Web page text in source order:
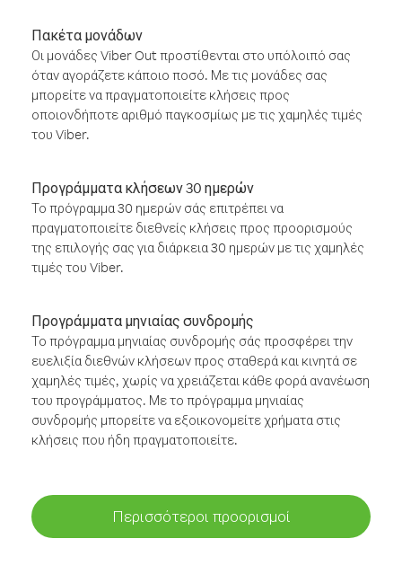
Πακέτα μονάδων
Οι μονάδες Viber Out προστίθενται στο υπόλοιπό σας
όταν αγοράζετε κάποιο ποσό. Με τις μονάδες σας
μπορείτε να πραγματοποιείτε κλήσεις προς
οποιονδήποτε αριθμό παγκοσμίως με τις χαμηλές τιμές
του Viber.
Προγράμματα κλήσεων 30 ημερών
Το πρόγραμμα 30 ημερών σάς επιτρέπει να
πραγματοποιείτε διεθνείς κλήσεις προς προορισμούς
της επιλογής σας για διάρκεια 30 ημερών με τις χαμηλές
τιμές του Viber.
Προγράμματα μηνιαίας συνδρομής
Το πρόγραμμα μηνιαίας συνδρομής σάς προσφέρει την
ευελιξία διεθνών κλήσεων προς σταθερά και κινητά σε
χαμηλές τιμές, χωρίς να χρειάζεται κάθε φορά ανανέωση
του προγράμματος. Με το πρόγραμμα μηνιαίας
συνδρομής μπορείτε να εξοικονομείτε χρήματα στις
κλήσεις που ήδη πραγματοποιείτε.
Περισσότεροι προορισμοί